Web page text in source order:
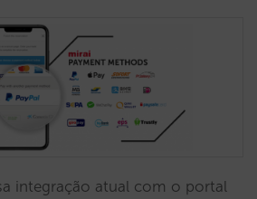
integração atual com o portal